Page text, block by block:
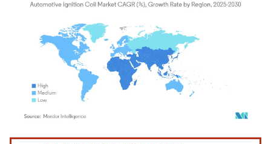
画像 © Mordor Intelligence。再利用にはCC BY 4.0の表示が必要です。